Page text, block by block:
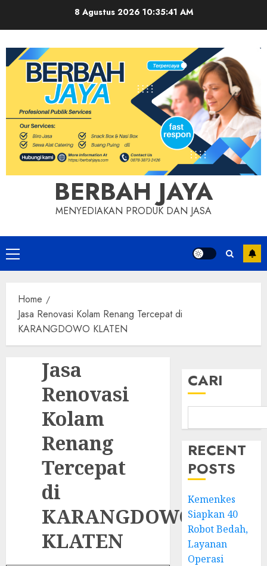
8 Agustus 2026 10:35:41 AM
BERBAH JAYA
MENYEDIAKAN PRODUK DAN JASA
Primary
Menu
Home
Jasa Renovasi Kolam Renang Tercepat di
KARANGDOWO KLATEN
Jasa
Renovasi
Kolam
Renang
Tercepat
di
KARANGDOWO
KLATEN
CARI
RECENT
POSTS
Kemenkes
Siapkan 40
Robot Bedah,
Layanan
Operasi